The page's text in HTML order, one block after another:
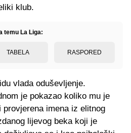
klub.
temu La Liga:
TABELA RASPORED
vlada oduševljenje.
je pokazao koliko mu je
imena iz elitnog
lijevog beka koji je